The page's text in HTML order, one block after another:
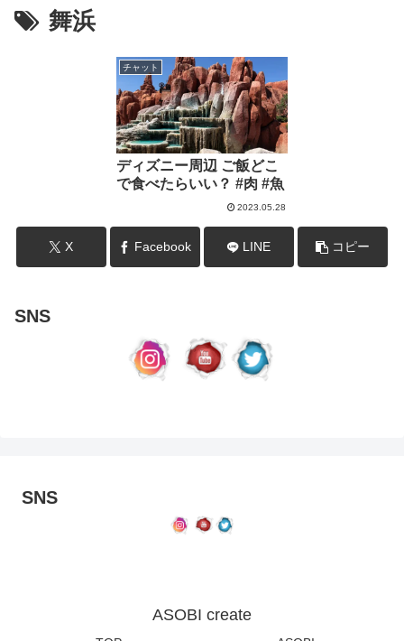
舞浜
チャット
ディズニー周辺 ご飯どこ
で食べたらいい？ #肉 #魚
2023.05.28
X Facebook LINE コピー
SNS
SNS
ASOBI create